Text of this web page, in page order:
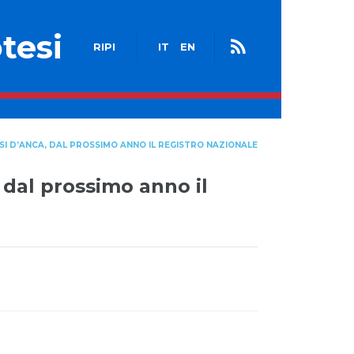
RIPI IT EN
D’ANCA, DAL PROSSIMO ANNO IL REGISTRO NAZIONALE
dal prossimo anno il